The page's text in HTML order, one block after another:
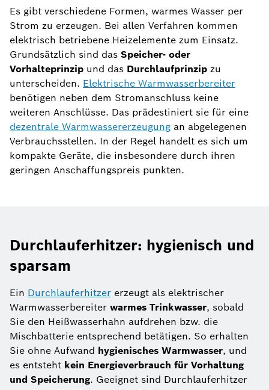
Es gibt verschiedene Formen, warmes Wasser per
Strom zu erzeugen. Bei allen Verfahren kommen
elektrisch betriebene Heizelemente zum Einsatz.
Grundsätzlich sind das Speicher- oder
Vorhalteprinzip und das Durchlaufprinzip zu
unterscheiden. Elektrische Warmwasserbereiter
benötigen neben dem Stromanschluss keine
weiteren Anschlüsse. Das prädestiniert sie für eine
dezentrale Warmwassererzeugung an abgelegenen
Verbrauchsstellen. In der Regel handelt es sich um
kompakte Geräte, die insbesondere durch ihren
geringen Anschaffungspreis punkten.
Durchlauferhitzer: hygienisch und
sparsam
Ein Durchlauferhitzer erzeugt als elektrischer
Warmwasserbereiter warmes Trinkwasser, sobald
Sie den Heißwasserhahn aufdrehen bzw. die
Mischbatterie entsprechend betätigen. So erhalten
Sie ohne Aufwand hygienisches Warmwasser, und
es entsteht kein Energieverbrauch für Vorhaltung
und Speicherung. Geeignet sind Durchlauferhitzer